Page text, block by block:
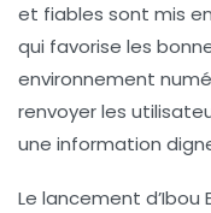
et fiables sont mis
qui favorise les
environnement
renvoyer les
une information
Le lancement d’Ibou